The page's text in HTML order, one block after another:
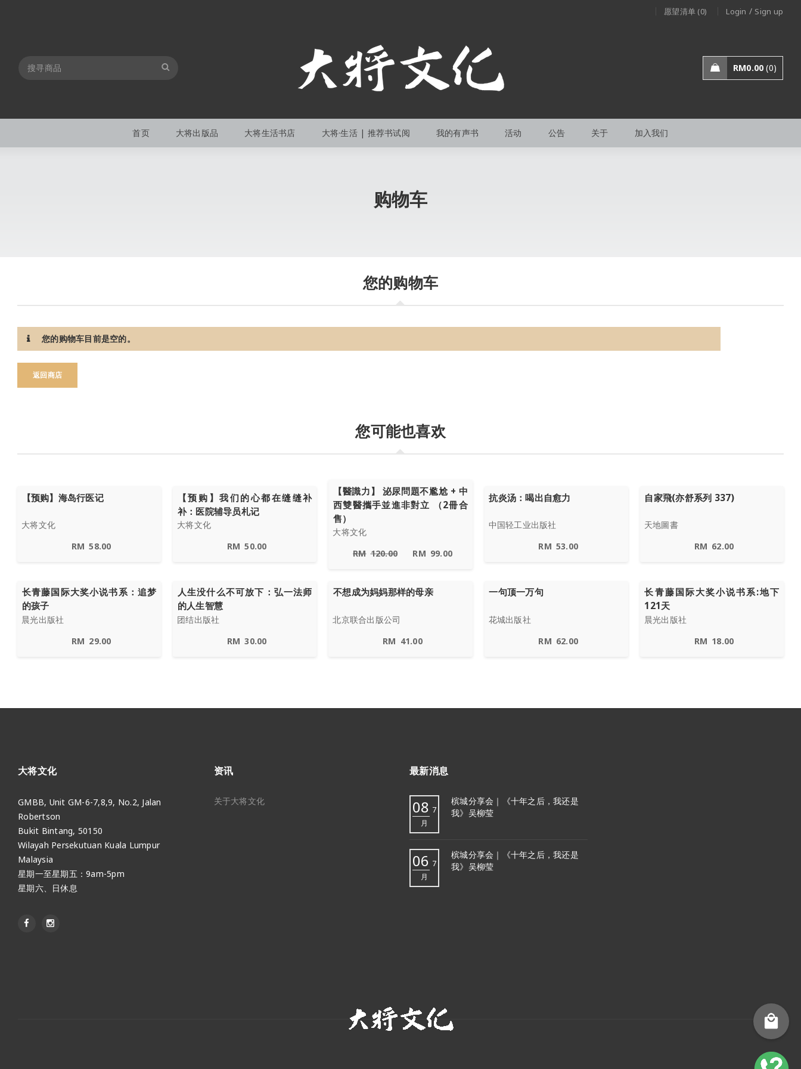
愿望清单 (0) Login / Sign up
RM0.00 0
首页 大将出版品 大将生活书店 大将·生活 | 推荐书试阅 我的有声书 活动 公告 关于 加入我们
购物车
您的购物车
您的购物车目前是空的。
返回商店
您可能也喜欢
【预购】海岛行医记
大将文化
RM 58.00
【预购】我们的心都在缝缝补
补：医院辅导员札记
大将文化
RM 50.00
【醫識力】 泌尿問題不尷尬 + 中
西雙醫攜手並進非對立 （2冊合
售）
大将文化
RM 120.00 RM 99.00
抗炎汤：喝出自愈力
中国轻工业出版社
RM 53.00
自家飛(亦舒系列 337)
天地圖書
RM 62.00
长青藤国际大奖小说书系：追梦
的孩子
晨光出版社
RM 29.00
人生没什么不可放下：弘一法师
的人生智慧
团结出版社
RM 30.00
不想成为妈妈那样的母亲
北京联合出版公司
RM 41.00
一句顶一万句
花城出版社
RM 62.00
长青藤国际大奖小说书系:地下
121天
晨光出版社
RM 18.00
大将文化
GMBB, Unit GM-6-7,8,9, No.2, Jalan
Robertson
Bukit Bintang, 50150
Wilayah Persekutuan Kuala Lumpur
Malaysia
星期一至星期五：9am-5pm
星期六、日休息
资讯
关于大将文化
最新消息
08 7
月
槟城分享会｜《十年之后，我还是
我》吴柳莹
06 7
月
槟城分享会｜《十年之后，我还是
我》吴柳莹